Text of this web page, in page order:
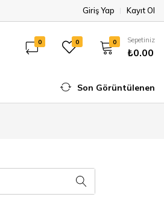
Giriş Yap Kayıt Ol
0 0 0 Sepetiniz
₺0.00
Son Görüntülenen